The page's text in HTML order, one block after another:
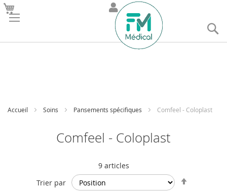
Accueil Soins Pansements spécifiques Comfeel - Coloplast
Comfeel - Coloplast
9articles
Trier par